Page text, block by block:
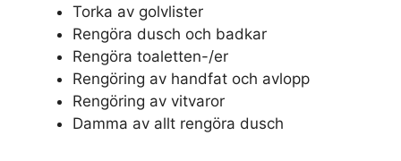
Torka av golvlister
Rengöra dusch och badkar
Rengöra toaletten-/er
Rengöring av handfat och avlopp
Rengöring av vitvaror
Damma av allt rengöra dusch